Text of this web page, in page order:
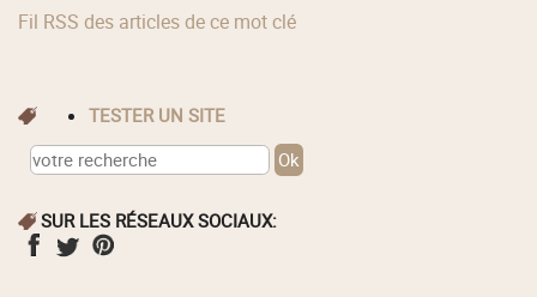
Fil RSS des articles de ce mot clé
TESTER UN SITE
SUR LES RÉSEAUX SOCIAUX: